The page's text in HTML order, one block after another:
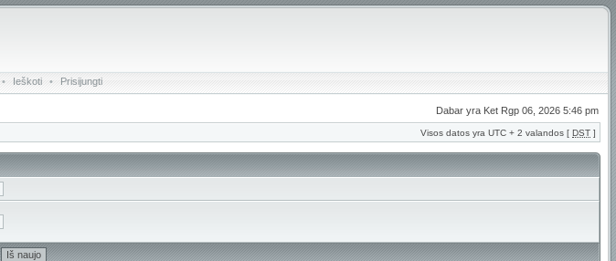
• Ieškoti • Prisijungti
Dabar yra Ket Rgp 06, 2026 5:46 pm
Visos datos yra UTC + 2 valandos [ DST ]